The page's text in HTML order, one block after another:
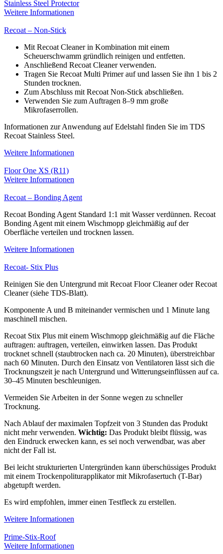
Stainless Steel Protector
Weitere Informationen
Recoat – Non-Stick
Mit Recoat Cleaner in Kombination mit einem
Scheuerschwamm gründlich reinigen und entfetten.
Anschließend Recoat Cleaner verwenden.
Tragen Sie Recoat Multi Primer auf und lassen Sie ihn 1 bis 2
Stunden trocknen.
Zum Abschluss mit Recoat Non-Stick abschließen.
Verwenden Sie zum Auftragen 8–9 mm große
Mikrofaserrollen.
Informationen zur Anwendung auf Edelstahl finden Sie im TDS
Recoat Stainless Steel.
Weitere Informationen
Floor One XS (R11)
Weitere Informationen
Recoat – Bonding Agent
Recoat Bonding Agent Standard 1:1 mit Wasser verdünnen. Recoat
Bonding Agent mit einem Wischmopp gleichmäßig auf der
Oberfläche verteilen und trocknen lassen.
Weitere Informationen
Recoat- Stix Plus
Reinigen Sie den Untergrund mit Recoat Floor Cleaner oder Recoat
Cleaner (siehe TDS-Blatt).
Komponente A und B miteinander vermischen und 1 Minute lang
maschinell mischen.
Recoat Stix Plus mit einem Wischmopp gleichmäßig auf die Fläche
auftragen: auftragen, verteilen, einwirken lassen. Das Produkt
trocknet schnell (staubtrocken nach ca. 20 Minuten), überstreichbar
nach 60 Minuten. Durch den Einsatz von Ventilatoren lässt sich die
Trocknungszeit je nach Untergrund und Witterungseinflüssen auf ca.
30–45 Minuten beschleunigen.
Vermeiden Sie Arbeiten in der Sonne wegen zu schneller
Trocknung.
Nach Ablauf der maximalen Topfzeit von 3 Stunden das Produkt
nicht mehr verwenden. Wichtig: Das Produkt bleibt flüssig, was
den Eindruck erwecken kann, es sei noch verwendbar, was aber
nicht der Fall ist.
Bei leicht strukturierten Untergründen kann überschüssiges Produkt
mit einem Trockenpoliturapplikator mit Mikrofasertuch (T-Bar)
abgetupft werden.
Es wird empfohlen, immer einen Testfleck zu erstellen.
Weitere Informationen
Prime-Stix-Roof
Weitere Informationen